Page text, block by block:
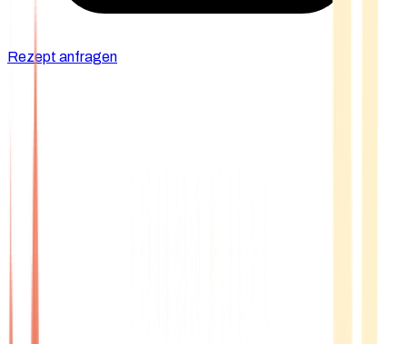
Rezept anfragen